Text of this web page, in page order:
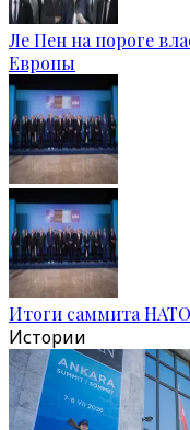
Ле Пен на пороге
Европы
Итоги саммита
Истории